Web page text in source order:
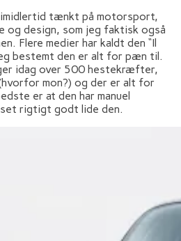
tænkt på motorsport,
og design, som jeg faktisk også
Flere medier har kaldt den “Il
bestemt den er alt for pæn til.
idag over 500 hestekræfter,
mon?) og der er alt for
er at den har manuel
set rigtigt godt lide den.